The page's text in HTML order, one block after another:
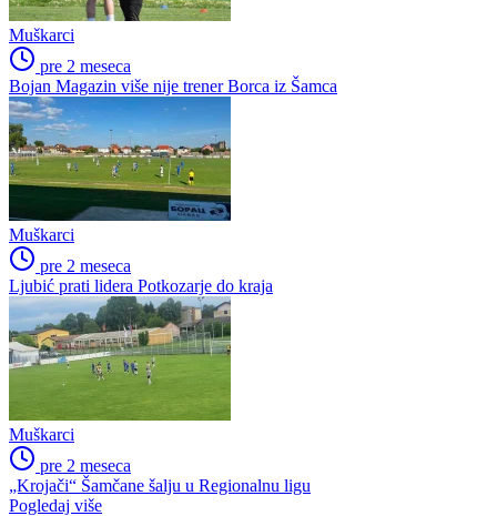
Muškarci
pre 2 meseca
Bojan Magazin više nije trener Borca iz Šamca
Muškarci
pre 2 meseca
Ljubić prati lidera Potkozarje do kraja
Muškarci
pre 2 meseca
„Krojači“ Šamčane šalju u Regionalnu ligu
Pogledaj više